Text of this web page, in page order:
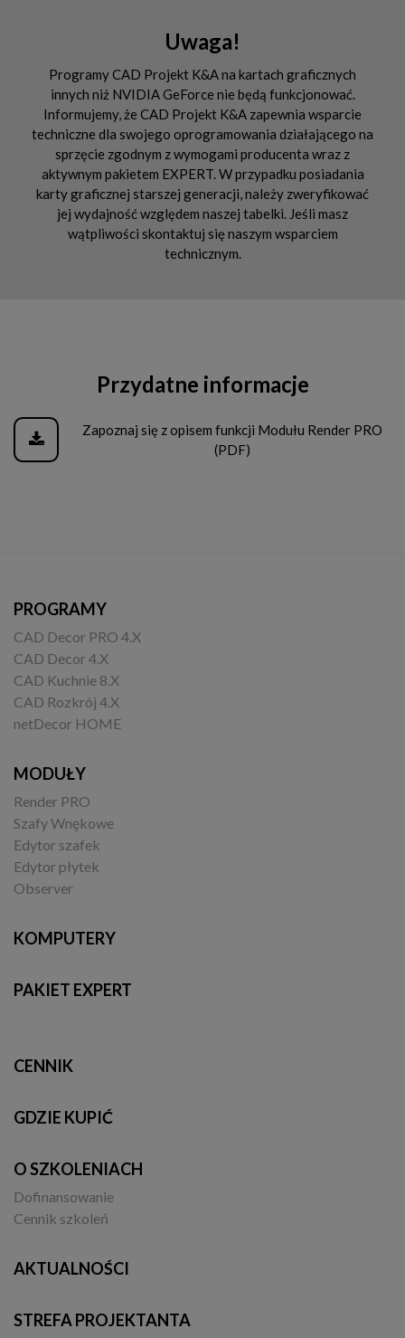
Uwaga!
Programy CAD Projekt K&A na kartach graficznych
innych niż NVIDIA GeForce nie będą funkcjonować.
Informujemy, że CAD Projekt K&A zapewnia wsparcie
techniczne dla swojego oprogramowania działającego na
sprzęcie zgodnym z wymogami producenta wraz z
aktywnym pakietem EXPERT. W przypadku posiadania
karty graficznej starszej generacji, należy zweryfikować
jej wydajność względem naszej tabelki. Jeśli masz
wątpliwości skontaktuj się naszym wsparciem
technicznym.
Przydatne informacje
Zapoznaj się z opisem funkcji Modułu Render PRO
(PDF)
PROGRAMY
CAD Decor PRO 4.X
CAD Decor 4.X
CAD Kuchnie 8.X
CAD Rozkrój 4.X
netDecor HOME
MODUŁY
Render PRO
Szafy Wnękowe
Edytor szafek
Edytor płytek
Observer
KOMPUTERY
PAKIET EXPERT
CENNIK
GDZIE KUPIĆ
O SZKOLENIACH
Dofinansowanie
Cennik szkoleń
AKTUALNOŚCI
STREFA PROJEKTANTA